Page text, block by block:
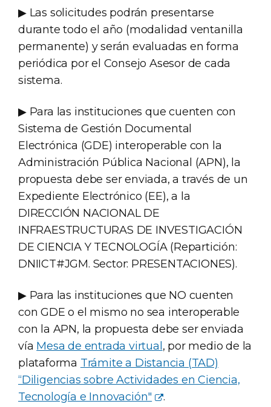
▶ Las solicitudes podrán presentarse
durante todo el año (modalidad ventanilla
permanente) y serán evaluadas en forma
periódica por el Consejo Asesor de cada
sistema.
▶ Para las instituciones que cuenten con
Sistema de Gestión Documental
Electrónica (GDE) interoperable con la
Administración Pública Nacional (APN), la
propuesta debe ser enviada, a través de un
Expediente Electrónico (EE), a la
DIRECCIÓN NACIONAL DE
INFRAESTRUCTURAS DE INVESTIGACIÓN
DE CIENCIA Y TECNOLOGÍA (Repartición:
DNIICT#JGM. Sector: PRESENTACIONES).
▶ Para las instituciones que NO cuenten
con GDE o el mismo no sea interoperable
con la APN, la propuesta debe ser enviada
vía Mesa de entrada virtual , por medio de la
plataforma Trámite a Distancia (TAD)
“Diligencias sobre Actividades en Ciencia,
Tecnología e Innovación"
.